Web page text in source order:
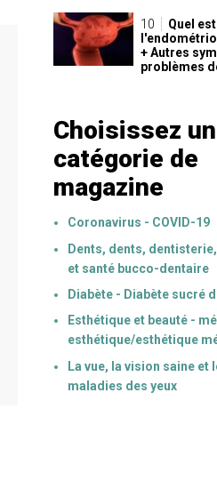
Quel
+ Autres
problèmes
Choisissez
catégorie de
magazine
Coronavirus - COVID-19
Dents, dents,
et santé bucco-dentaire
Diabète - Diabète sucré
Esthétique et beauté -
esthétique/esthétique
La vue, la vision saine et
maladies des yeux